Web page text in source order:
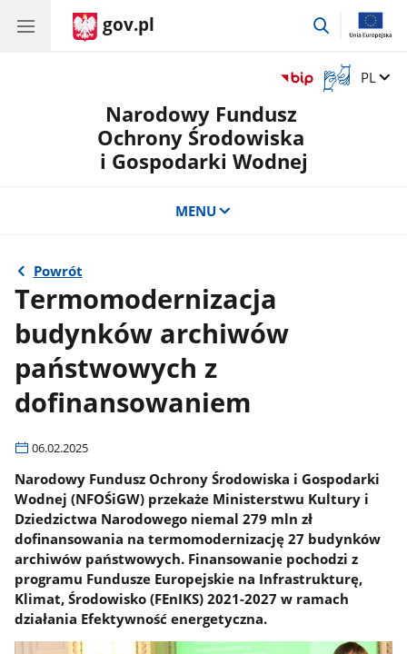
gov.pl
przejdź
Otwórz
okno
Zmień
PL
Narodowy Fundusz
Ochrony Środowiska
i Gospodarki Wodnej
MENU
Powrót
Termomodernizacja
budynków archiwów
państwowych z
dofinansowaniem
06.02.2025
Narodowy Fundusz Ochrony Środowiska i Gospodarki
Wodnej (NFOŚiGW) przekaże Ministerstwu Kultury i
Dziedzictwa Narodowego niemal 279 mln zł
dofinansowania na termomodernizację 27 budynków
archiwów państwowych. Finansowanie pochodzi z
programu Fundusze Europejskie na Infrastrukturę,
Klimat, Środowisko (FEnIKS) 2021-2027 w ramach
działania Efektywność energetyczna.